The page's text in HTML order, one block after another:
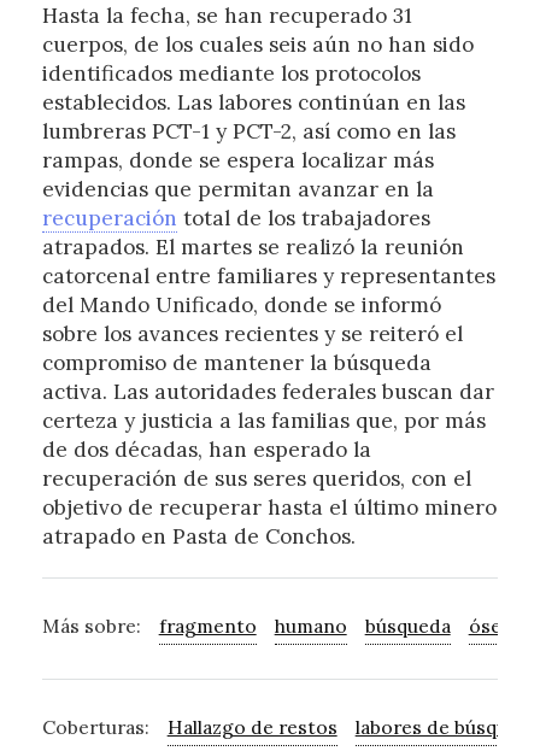
Hasta la fecha, se han recuperado 31
cuerpos, de los cuales seis aún no han sido
identificados mediante los protocolos
establecidos. Las labores continúan en las
lumbreras PCT-1 y PCT-2, así como en las
rampas, donde se espera localizar más
evidencias que permitan avanzar en la
recuperación total de los trabajadores
atrapados. El martes se realizó la reunión
catorcenal entre familiares y representantes
del Mando Unificado, donde se informó
sobre los avances recientes y se reiteró el
compromiso de mantener la búsqueda
activa. Las autoridades federales buscan dar
certeza y justicia a las familias que, por más
de dos décadas, han esperado la
recuperación de sus seres queridos, con el
objetivo de recuperar hasta el último minero
atrapado en Pasta de Conchos.
Más sobre: fragmento humano búsqueda óseo
Coberturas: Hallazgo de restos labores de búsqueda